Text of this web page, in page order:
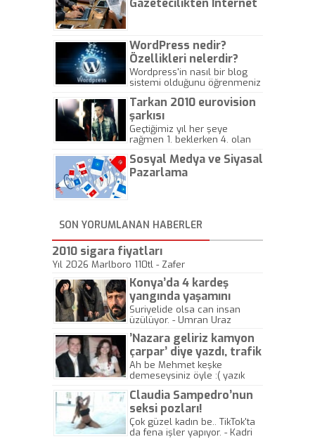
Gazetecilikten İnternet
WordPress nedir?
Özellikleri nelerdir?
Wordpress'in nasıl bir blog
sistemi olduğunu öğrenmeniz
Tarkan 2010 eurovision
şarkısı
Geçtiğimiz yıl her şeye
rağmen 1. beklerken 4. olan
gösterisinin bu yarışmada
önemli olmadığını anlamıştır.
Sosyal Medya ve Siyasal
Pazarlama
SON YORUMLANAN HABERLER
2010 sigara fiyatları
Yıl 2026 Marlboro 110tl - Zafer
Konya’da 4 kardeş
yangında yaşamını
yitirdi
Suriyelide olsa can insan
üzülüyor. - Umran Uraz
’Nazara geliriz kamyon
çarpar’ diye yazdı, trafik
kazasında öldü!
Ah be Mehmet keşke
demeseysiniz öyle :( yazık
Claudia Sampedro’nun
seksi pozları!
Çok güzel kadın be.. TikTok'ta
da fena işler yapıyor. - Kadri